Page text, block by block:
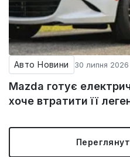
Авто Новини 30 липня 2026
Mazda готує
хоче втратити її